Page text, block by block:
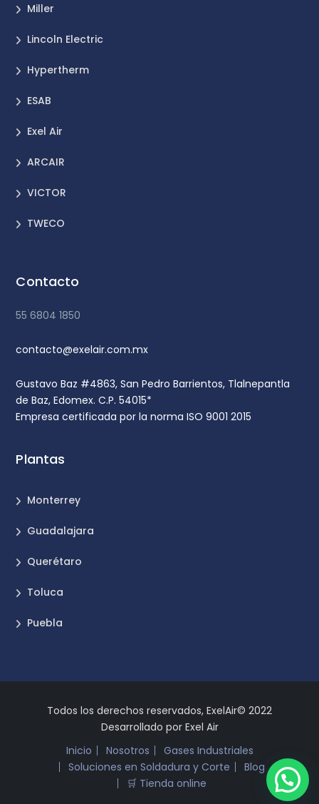
Miller
Lincoln Electric
Hypertherm
ESAB
Exel Air
ARCAIR
VICTOR
TWECO
Contacto
55 6804 1850
contacto@exelair.com.mx
Gustavo Baz #4863, San Pedro Barrientos, Tlalnepantla
de Baz, Edomex. C.P. 54015*
Empresa certificada por la norma ISO 9001 2015
Plantas
Monterrey
Guadalajara
Querétaro
Toluca
Puebla
Todos los derechos reservados, ExelAir© 2022
Desarrollado por Exel Air
Inicio
Nosotros
Gases Industriales
Soluciones en Soldadura y Corte
Blog
🛒 Tienda online